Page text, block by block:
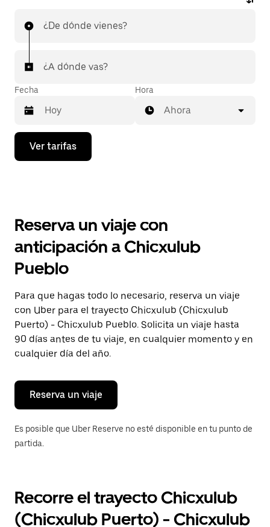
¿De dónde vienes?
¿A dónde vas?
Fecha
Presiona
flecha
el
y
selecciona
una
Presiona
la
tecla Esc
para
cerrar
el
calendario.
Hora
Ahora
Ver tarifas
Reserva un viaje con
anticipación a Chicxulub
Pueblo
Para que hagas todo lo necesario, reserva un viaje
con Uber para el trayecto Chicxulub (Chicxulub
Puerto) - Chicxulub Pueblo. Solicita un viaje hasta
90 días antes de tu viaje, en cualquier momento y en
cualquier día del año.
Reserva un viaje
Es posible que Uber Reserve no esté disponible en tu punto de
partida.
Recorre el trayecto Chicxulub
(Chicxulub Puerto) - Chicxulub